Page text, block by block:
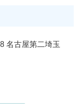
名古屋第二埼玉